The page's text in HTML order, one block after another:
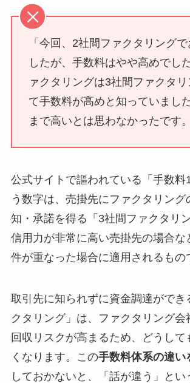
「今回、2社間ファクタリング
したが、手数料はやや高めでし
ァクタリングは3社間ファクタ
て手数料が高めと知っていまし
まで高いとは思わなかったです。
公式サイトで謳われている「手数料
う数字は、売掛先にファクタリング
知・承諾を得る「3社間ファクタリ
信用力が非常に高い売掛先の場合な
件が重なった場合に適用されるもの
取引先に知られずに資金調達ができ
クタリング」は、ファクタリング会
回収リスクが高まるため、どうして
くなります。この手数料体系の違い
しておかないと、「話が違う」とい